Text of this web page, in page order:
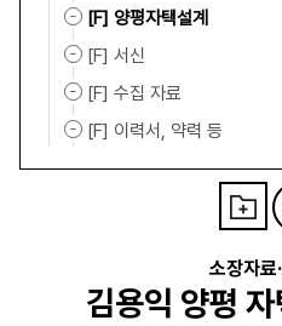
[F] 양평자택설계
[F] 서신
[F] 수집 자료
[F] 이력서, 약력 등
소장자료
김용익 양평